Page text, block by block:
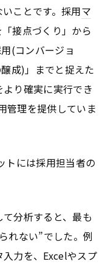
ことです。採用マ
接点づくり」から
(コンバージョ
成)」までと捉えた
り確実に実行でき
管理を提供していま
トには採用担当者の
て分析すると、最も
れない”でした。例
力を、Excelやスプ